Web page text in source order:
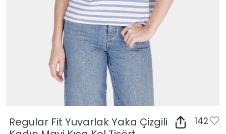
Regular Fit Yuvarlak Yaka Çizgili
142